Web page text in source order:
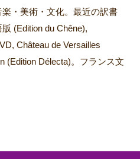
・美術・文化。最近の訳書
(Edition du Chêne),
Château de Versailles
(Edition Délecta)。フランス文